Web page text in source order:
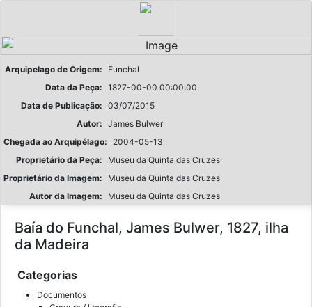
Arquipelago de Origem:
Funchal
Data da Peça: 1827-00-00 00:00:00
Data de Publicação: 03/07/2015
Autor: James Bulwer
Chegada ao Arquipélago:
2004-05-13
Proprietário da Peça:
Museu da Quinta das Cruzes
Proprietário da Imagem:
Museu da Quinta das Cruzes
Autor da Imagem:
Museu da Quinta das Cruzes
Baía do Funchal, James Bulwer, 1827, ilha
da Madeira
Categorias
Documentos